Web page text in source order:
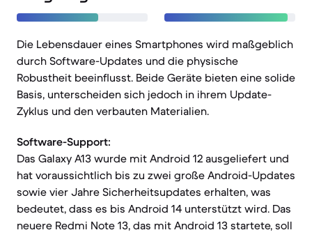
Die Lebensdauer eines Smartphones wird maßgeblich
durch Software-Updates und die physische
Robustheit beeinflusst. Beide Geräte bieten eine solide
Basis, unterscheiden sich jedoch in ihrem Update-
Zyklus und den verbauten Materialien.
Software-Support:
Das Galaxy A13 wurde mit Android 12 ausgeliefert und
hat voraussichtlich bis zu zwei große Android-Updates
sowie vier Jahre Sicherheitsupdates erhalten, was
bedeutet, dass es bis Android 14 unterstützt wird. Das
neuere Redmi Note 13, das mit Android 13 startete, soll